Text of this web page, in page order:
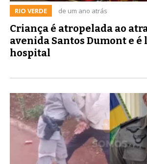
RIO VERDE de um ano atrás
Criança é atropelada ao
avenida Santos Dumont e é
hospital